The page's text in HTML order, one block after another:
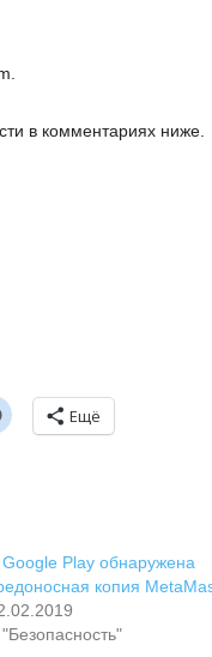
в комментариях ниже.
Ещё
Play обнаружена
копия